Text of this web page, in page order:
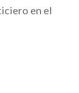
en el